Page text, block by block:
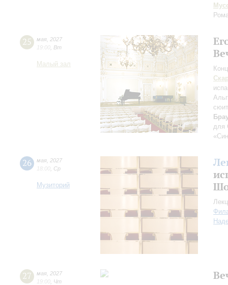
25 мая 2027
19:00 Вт
Малый зал
для
26 мая 2027
18:00 Ср
Музиторий
27 мая 2027
19:00 Чт